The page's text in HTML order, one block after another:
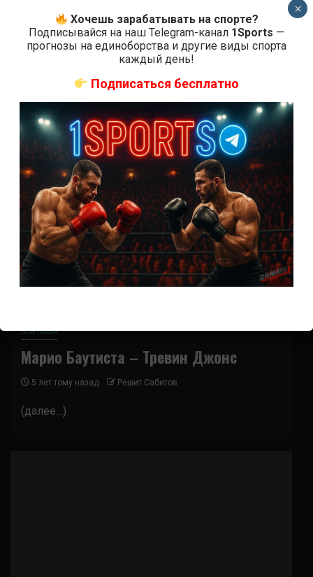
UFC Fight Night Barboza vs. Chikadze – это
предстоящий турнир Ultimate Fighting
Championship, который планируется провести 29
августа на арене...
Бои ММА
Марио Баутиста – Тревин Джонс
5 лет тому назад Решит Сабитов
(далее…)
Хочешь зарабатывать на спорте?
Подписывайся на наш Telegram-канал 1Sports —
прогнозы на единоборства и другие виды спорта
каждый день!
Подписаться бесплатно
×